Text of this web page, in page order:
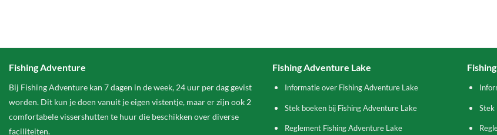
Fishing Adventure
Bij Fishing Adventure kan 7 dagen in de week, 24 uur per dag gevist
worden. Dit kun je doen vanuit je eigen vistentje, maar er zijn ook 2
comfortabele vissershutten te huur die beschikken over diverse
faciliteiten.
Fishing Adventure Lake
Informatie over Fishing Adventure Lake
Stek boeken bij Fishing Adventure Lake
Reglement Fishing Adventure Lake
Stek